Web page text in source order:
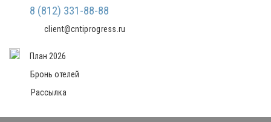
8 (812) 331-88-88
client@cntiprogress.ru
План 2026
Бронь отелей
Рассылка